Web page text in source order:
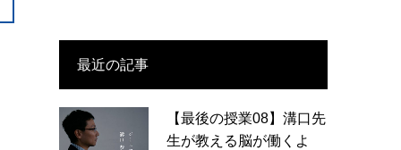
最近の記事
【最後の授業08】溝口先
生が教える脳が働くよ